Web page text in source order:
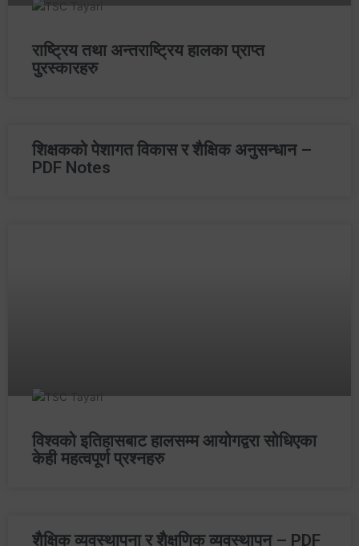
राष्‍ट्रिय तथा अन्तराष्‍ट्रिय हालका प्राप्‍त
पुरस्कारहरु
शिक्षकको पेशागत विकास र शैक्षिक अनुसन्धान –
PDF Notes
विश्‍वको इतिहासबाट हालसम्म आयोगद्वरा सोधिएका
केही महत्वपूर्ण प्रश्नहरु
शैक्षिक व्यवस्थापना र शैक्षणिक व्यवस्थापन – PDF